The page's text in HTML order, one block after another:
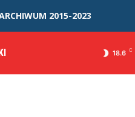
2015-2023
18.6 C